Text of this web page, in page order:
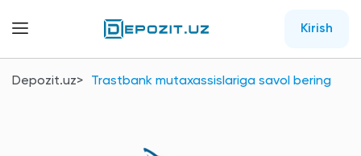
Kirish
Depozit.uz Trastbank mutaxassislariga savol bering